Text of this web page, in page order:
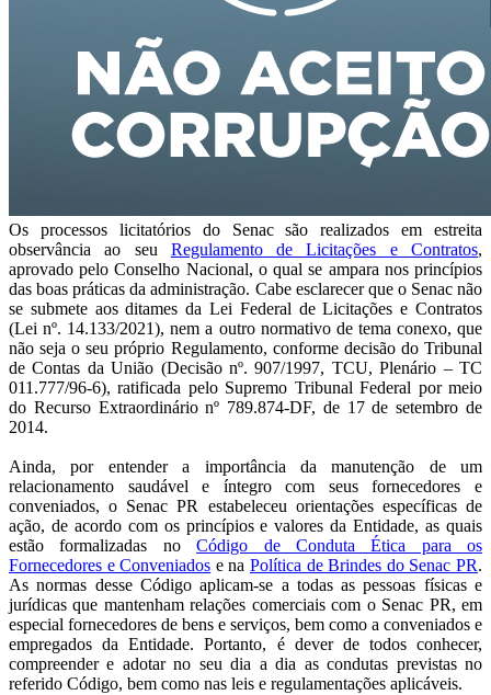
Os processos licitatórios do Senac são realizados em estreita
observância ao seu Regulamento de Licitações e Contratos,
aprovado pelo Conselho Nacional, o qual se ampara nos princípios
das boas práticas da administração. Cabe esclarecer que o Senac não
se submete aos ditames da Lei Federal de Licitações e Contratos
(Lei nº. 14.133/2021), nem a outro normativo de tema conexo, que
não seja o seu próprio Regulamento, conforme decisão do Tribunal
de Contas da União (Decisão nº. 907/1997, TCU, Plenário – TC
011.777/96-6), ratificada pelo Supremo Tribunal Federal por meio
do Recurso Extraordinário nº 789.874-DF, de 17 de setembro de
2014.
Ainda, por entender a importância da manutenção de um
relacionamento saudável e íntegro com seus fornecedores e
conveniados, o Senac PR estabeleceu orientações específicas de
ação, de acordo com os princípios e valores da Entidade, as quais
estão formalizadas noCódigo de Conduta Ética para os
Fornecedores e Conveniados e naPolítica de Brindes do Senac PR.
As normas desse Código aplicam-se a todas as pessoas físicas e
jurídicas que mantenham relações comerciais com o Senac PR, em
especial fornecedores de bens e serviços, bem como a conveniados e
empregados da Entidade. Portanto, é dever de todos conhecer,
compreender e adotar no seu dia a dia as condutas previstas no
referido Código, bem como nas leis e regulamentações aplicáveis.